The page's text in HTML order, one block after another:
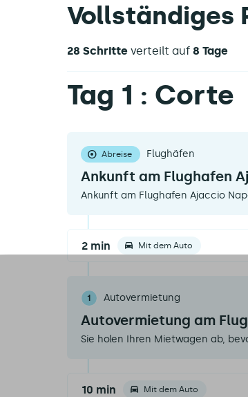
Vollständiges
28 Schritte verteilt auf 8 Tage
Tag 1 : Corte
Abreise Flughäfen
Ankunft am Flughafen
Ankunft am Flughafen Ajaccio
2 min Mit dem Auto
1 Autovermietung
Autovermietung am
Sie holen Ihren Mietwagen ab,
10 min Mit dem Auto